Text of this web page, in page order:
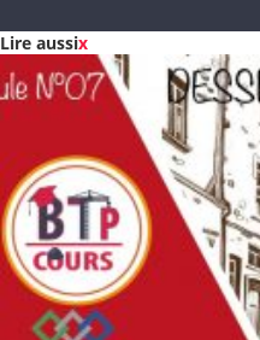
Lire aussix